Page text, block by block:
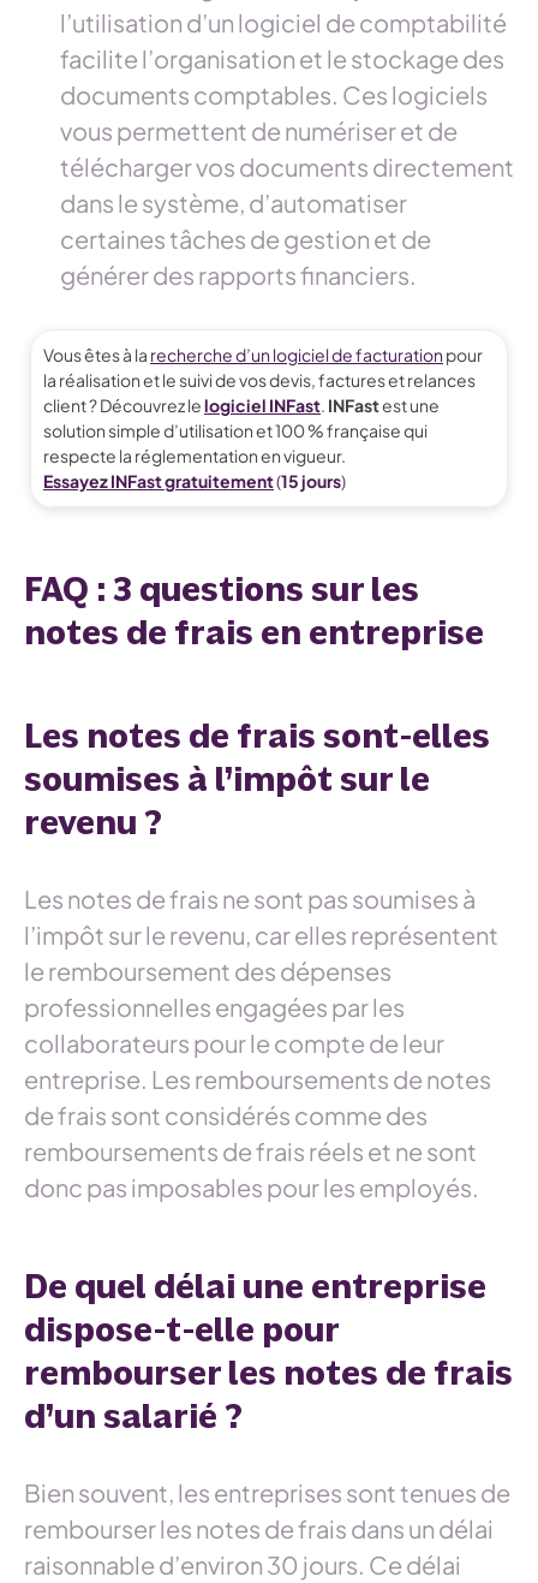
l’utilisation d’un logiciel de comptabilité
facilite l’organisation et le stockage des
documents comptables. Ces logiciels
vous permettent de numériser et de
télécharger vos documents directement
dans le système, d’automatiser
certaines tâches de gestion et de
générer des rapports financiers.
Vous êtes à la recherche d’un logiciel de facturation pour
la réalisation et le suivi de vos devis, factures et relances
client ? Découvrez lelogiciel INFast. INFastest une
solution simple d’utilisation et 100 % française qui
respecte la réglementation en vigueur.
Essayez INFast gratuitement(15 jours)
FAQ : 3 questions sur les
notes de frais en entreprise
Les notes de frais sont-elles
soumises à l’impôt sur le
revenu ?
Les notes de frais ne sont pas soumises à
l’impôt sur le revenu, car elles représentent
le remboursement des dépenses
professionnelles engagées par les
collaborateurs pour le compte de leur
entreprise. Les remboursements de notes
de frais sont considérés comme des
remboursements de frais réels et ne sont
donc pas imposables pour les employés.
De quel délai une entreprise
dispose-t-elle pour
rembourser les notes de frais
d’un salarié ?
Bien souvent, les entreprises sont tenues de
rembourser les notes de frais dans un délai
raisonnable d’environ 30 jours. Ce délai